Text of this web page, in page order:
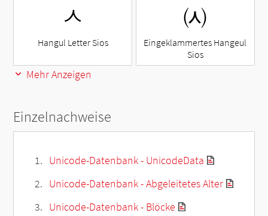
ㅅ
Hangul Letter Sios
㈆
Eingeklammertes Hangeul
Sios
Mehr Anzeigen
Einzelnachweise
Unicode-Datenbank - UnicodeData
Unicode-Datenbank - Abgeleitetes Alter
Unicode-Datenbank - Blöcke